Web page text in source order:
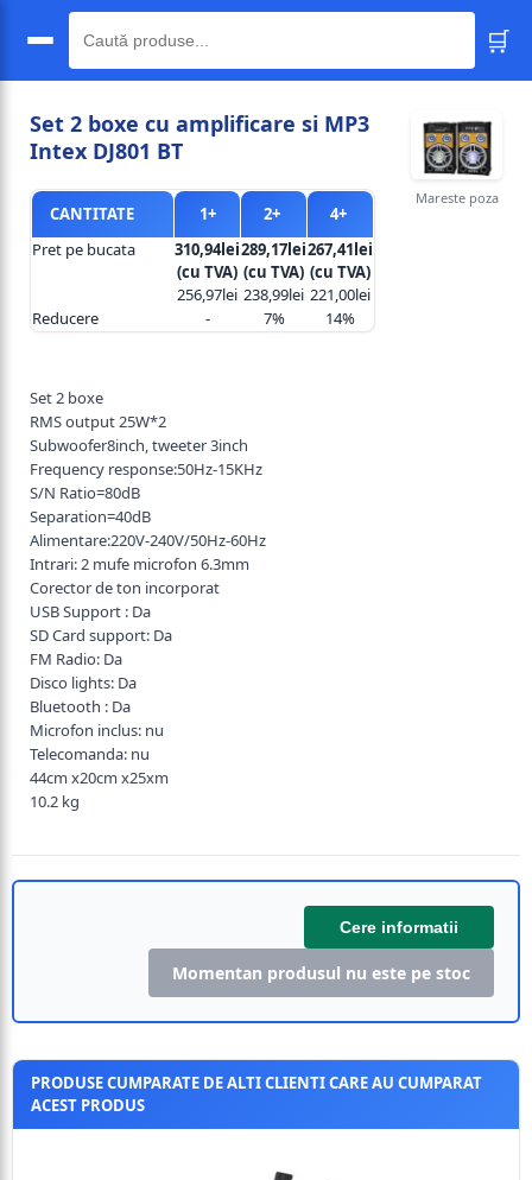
🛒
Set 2 boxe cu amplificare si MP3
Intex DJ801 BT
CANTITATE 1+ 2+
4+
Pret pe bucata
310,94lei
(cu TVA)
256,97lei
289,17lei
(cu TVA)
238,99lei
267,41lei
(cu TVA)
221,00lei
Reducere
- 7% 14%
Mareste poza
Set 2 boxe
RMS output 25W*2
Subwoofer8inch, tweeter 3inch
Frequency response:50Hz-15KHz
S/N Ratio=80dB
Separation=40dB
Alimentare:220V-240V/50Hz-60Hz
Intrari: 2 mufe microfon 6.3mm
Corector de ton incorporat
USB Support : Da
SD Card support: Da
FM Radio: Da
Disco lights: Da
Bluetooth : Da
Microfon inclus: nu
Telecomanda: nu
44cm x20cm x25xm
10.2 kg
Cere informatii
Momentan produsul nu este pe stoc
PRODUSE CUMPARATE DE ALTI CLIENTI CARE AU CUMPARAT
ACEST PRODUS